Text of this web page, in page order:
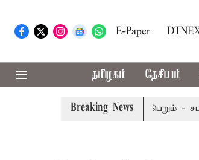
E-Paper
தமிழகம் தேசியம்
Breaking News
8-ந் தேதி வரை நடைபெறும் -